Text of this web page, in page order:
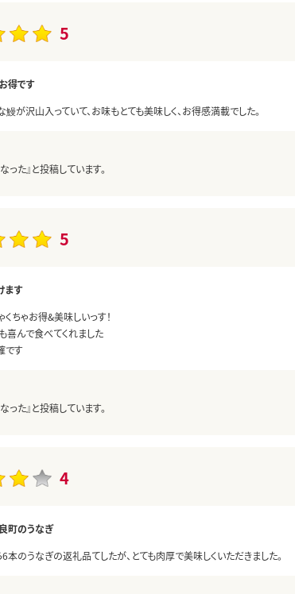
5
得です
鰻が沢山入っていて、お味もとても美味しく、お得感満載でした。
った』と投稿しています。
5
ます
くちゃお得&美味しいっす！
喜んで食べてくれました
です
った』と投稿しています。
4
町のうなぎ
本のうなぎの返礼品てしたが、とても肉厚で美味しくいただきました。